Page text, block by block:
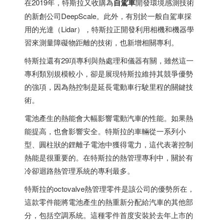
在2019年，特斯拉又收購為自駕車開發環境感測技術
的新創公司DeepScale。此外，有別於一般自駕車採
用的光達（Lidar），特斯拉正開發利用相機和機器學
習來測量障礙物距離的技術，也新增相關專利。
特斯拉還有29項專利與熱處理和儀器有關，雖然這一
專利類別規模較小，卻是展現特斯拉維持其競爭優勢
的強項，因為熱控制是延長電動車行駛里程的關鍵技
術。
電池產生的熱能會大幅影響電動汽車的性能。如果熱
能提高，也會影響安全。特斯拉的車輛從一系列小
型、圓柱狀的鋰離子電池中獲得電力，這代表著控制
熱能是很重要的。在特斯拉的熱管理專利中，關於有
冷卻迴路熱管理系統的專利最多。
特斯拉的octovalve熱管理零件是該公司的優勢所在，
這款零件能將電池產生的熱重新分配給汽車的其他部
分，包括空調系統。這種零件首度安裝於去年上市的